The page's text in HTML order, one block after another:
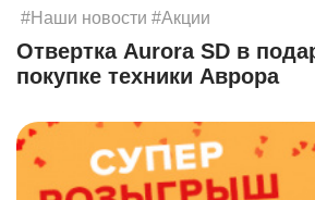
#Наши новости #Акции
Отвертка Aurora SD в
покупке техники Аврора